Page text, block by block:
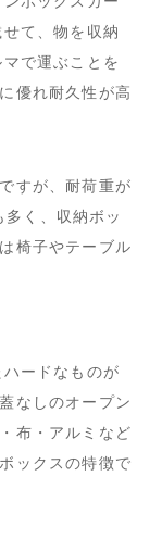
て、物を収納
で運ぶことを
優れ耐久性が高
すが、耐荷重が
く、収納ボッ
椅子やテーブル
ードなものが
なしのオープン
布・アルミなど
ックスの特徴で